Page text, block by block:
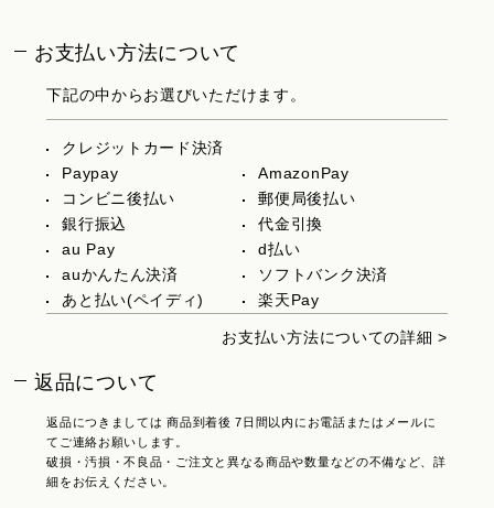
お支払い方法について
下記の中からお選びいただけます。
クレジットカード決済
Paypay
AmazonPay
コンビニ後払い
郵便局後払い
銀行振込
代金引換
au Pay
d払い
auかんたん決済
ソフトバンク決済
あと払い(ペイディ)
楽天Pay
お支払い方法についての詳細 >
返品について
返品につきましては 商品到着後 7日間以内にお電話またはメールに
てご連絡お願いします。
破損・汚損・不良品・ご注文と異なる商品や数量などの不備など、詳
細をお伝えください。